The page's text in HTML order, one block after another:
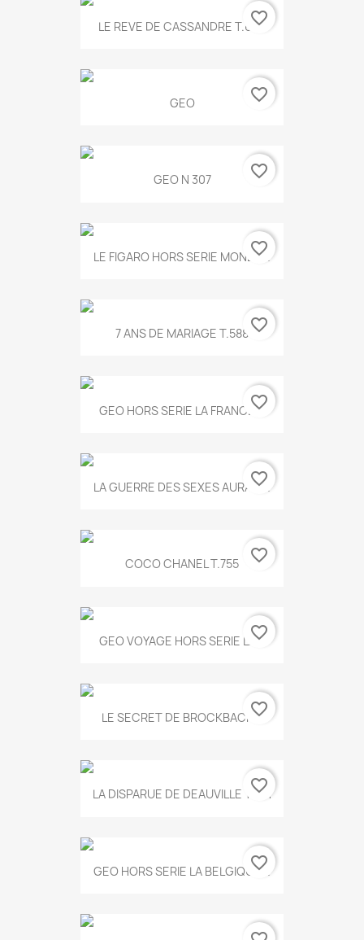
LE REVE DE CASSANDRE T.634
favorite_border
GEO favorite_border
GEO N 307 favorite_border
LE FIGARO HORS SERIE MONET...
favorite_border
7 ANS DE MARIAGE T.588 favorite_border
GEO HORS SERIE LA FRANCE...
favorite_border
LA GUERRE DES SEXES AURA T...
favorite_border
COCO CHANEL T.755 favorite_border
GEO VOYAGE HORS SERIE LA...
favorite_border
LE SECRET DE BROCKBACK...
favorite_border
LA DISPARUE DE DEAUVILLE T.551
favorite_border
GEO HORS SERIE LA BELGIQUE...
favorite_border